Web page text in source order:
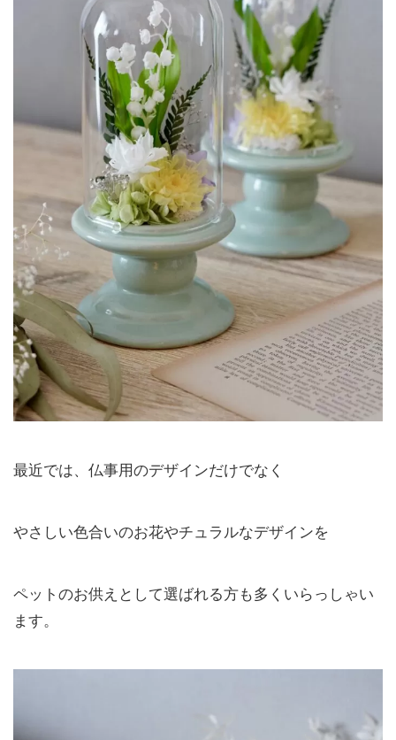
最近では、仏事用のデザインだけでなく
やさしい色合いのお花やチュラルなデザインを
ペットのお供えとして選ばれる方も多くいらっしゃい
ます。